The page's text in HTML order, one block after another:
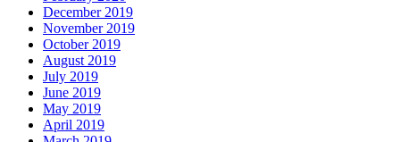
December 2019
November 2019
October 2019
August 2019
July 2019
June 2019
May 2019
April 2019